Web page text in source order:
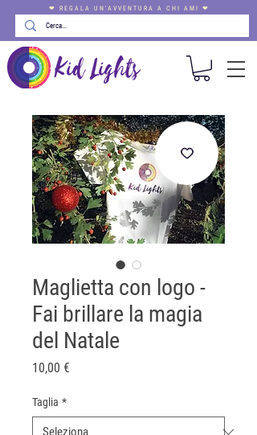
❤ REGALA UN'AVVENTURA A CHI AMI ❤
Maglietta con logo -
Fai brillare la magia
del Natale
10,00 €
Taglia *